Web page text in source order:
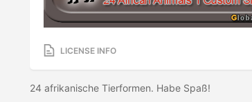
LICENSE INFO
24 afrikanische Tierformen. Habe Spaß!